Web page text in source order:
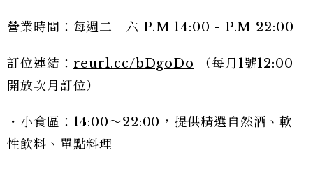
營業時間：每週二－六 P.M 14:00 - P.M 22:00⁣
訂位連結： reurl.cc/bDgoDo （每月1號12:00
開放次月訂位）
・小食區：14:00～22:00⁣，提供精選自然酒、軟
性飲料、單點料理